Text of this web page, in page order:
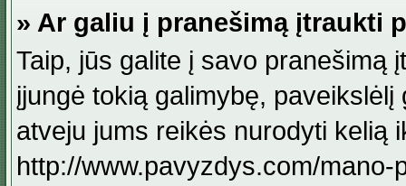
» Ar galiu į pranešimą įtraukti
Taip, jūs galite į savo pranešimą
įjungė tokią galimybę,
atveju jums reikės nurodyti kelią
http://www.pavyzdys.com/